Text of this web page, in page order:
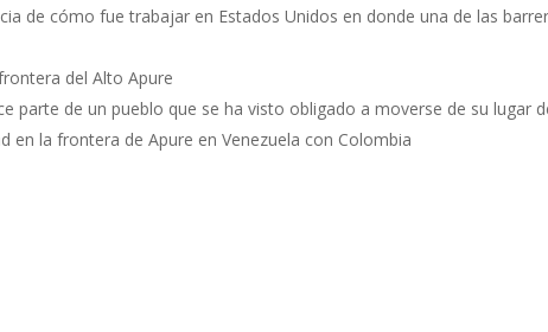
de cómo fue trabajar en Estados Unidos en donde una de las
del Alto Apure
parte de un pueblo que se ha visto obligado a moverse de su lugar
la frontera de Apure en Venezuela con Colombia